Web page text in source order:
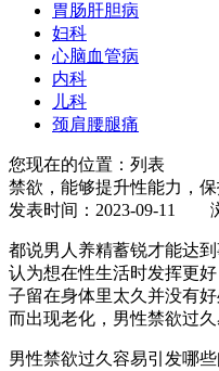
胃肠肝胆病
妇科
心脑血管病
内科
儿科
颈肩腰腿痛
您现在的位置：列表
禁欲，能够提升性能力，保
发表时间：2023-09-11
都说男人养精蓄锐才能达
认为想在性生活时发挥更
子留在身体里太久并没有
而出现老化，男性禁欲过久
男性禁欲过久容易引发哪